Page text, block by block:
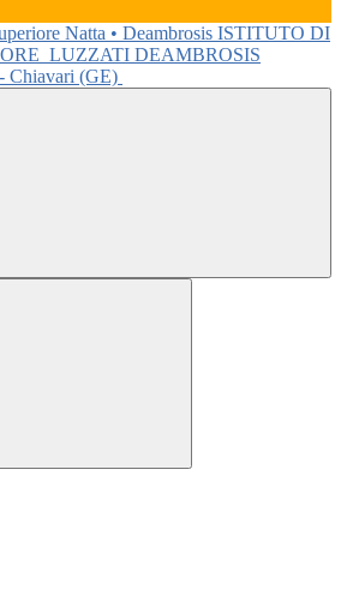
ISTITUTO DI
LUZZATI DEAMBROSIS
Chiavari (GE)